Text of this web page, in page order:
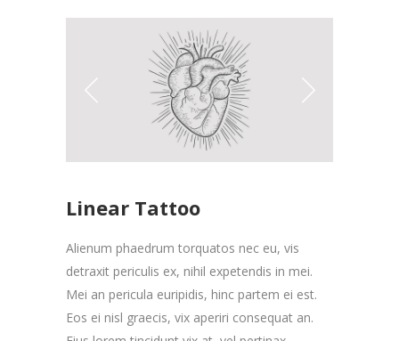
Linear Tattoo
Alienum phaedrum torquatos nec eu, vis
detraxit periculis ex, nihil expetendis in mei.
Mei an pericula euripidis, hinc partem ei est.
Eos ei nisl graecis, vix aperiri consequat an.